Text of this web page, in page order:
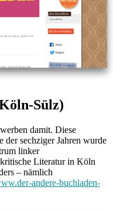
Sülz)
damit. Diese
sechziger Jahren wurde
linker
Literatur in Köln
– nämlich
andere-buchladen-